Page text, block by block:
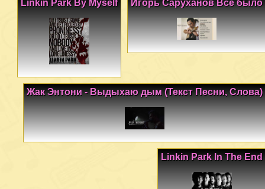
Игорь Саруханов Все было
Linkin Park By Myself
Жак Энтони - Выдыхаю дым (Текст Песни, Слова)
Linkin Park In The End